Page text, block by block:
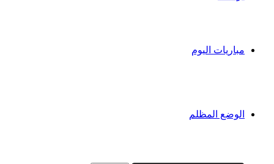
مباريات اليوم
الوضع المظلم